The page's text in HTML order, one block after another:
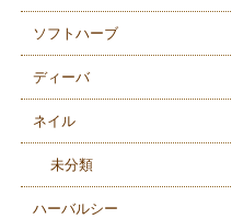
ソフトハーブ
ディーバ
ネイル
未分類
ハーバルシー